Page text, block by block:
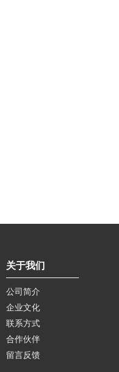
关于我们
公司简介
企业文化
联系方式
合作伙伴
留言反馈